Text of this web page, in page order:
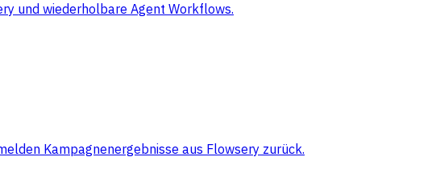
und wiederholbare Agent Workflows.
Kampagnenergebnisse aus Flowsery zurück.